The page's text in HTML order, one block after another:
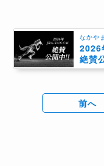
なかや
2026
絶賛
前へ